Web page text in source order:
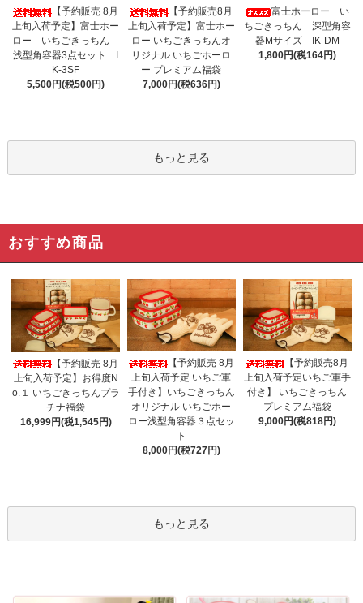
【予約販売 8月
上旬入荷予定】富士ホー
ロー いちごきっちん
浅型角容器3点セット I
K-3SF
5,500円(税500円)
【予約販売8月
上旬入荷予定】富士ホー
ロー いちごきっちんオ
リジナル いちごホーロ
ー プレミアム福袋
7,000円(税636円)
富士ホーロー い
ちごきっちん 深型角容
器Mサイズ IK-DM
1,800円(税164円)
もっと見る
おすすめ商品
【予約販売 8月
上旬入荷予定】お得度N
o.１ いちごきっちんプラ
チナ福袋
16,999円(税1,545円)
【予約販売 8月
上旬入荷予定 いちご軍
手付き】いちごきっちん
オリジナル いちごホー
ロー浅型角容器３点セッ
ト
8,000円(税727円)
【予約販売8月
上旬入荷予定いちご軍手
付き】 いちごきっちん
プレミアム福袋
9,000円(税818円)
もっと見る